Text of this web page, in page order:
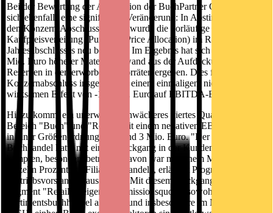
Bei der Bewertung der Akquisition der BuchPartner GmbH ergibt
sich ebenfalls eine signifikante Veränderung: In Abstimmung mit
den Konzern-Abschlussprüfern wurde die vorläufige
Kaufpreisverteilung (Purchase Price Allocation) im Rahmen des
Jahresabschlusses neu bewertet. Im Ergebnis hat sich ein um 0,5
Mio. Euro höherer Materialaufwand aus der Aufdeckung der stillen
Reserven in den erworbenen Vorräten ergeben. Dies führt im
Konzernabschluss insgesamt zu einem einmaligen, nicht Cashflow-
wirksamen Effekt von -1,5 Mio. Euro auf EBITDA-Basis.
Hinzu kommt ein unerwartet schwächeres viertes Quartal im
Bereich "Buch" und "Retail" mit einem negativen EBITDA-Effekt
in einer Größenordnung von rund 3 Mio. Euro. "Der stationäre
Buchhandel hatte mit einem Rückgang in der Kundenfrequenz zu
kämpfen, besonders betroffen davon war mit einem Minus von bis
zu zehn Prozent der Filialbuchhandel", erläutert Programm- und
Vertriebsvorstand Klaus Kluge. Mit diesem Rückgang gingen im
Segment "Retail" steigende Remissionsquoten sowohl im
Sortimentsbuchhandel als auch und insbesondere im Nebenmarkt